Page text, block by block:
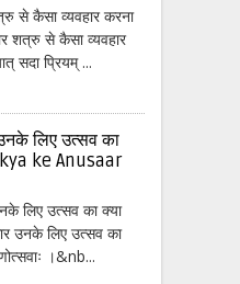
से कैसा व्यवहार करना
शत्रु से कैसा व्यवहार
सदा प्रियम् ...
लिए उत्सव का
ke Anusaar
लिए उत्सव का क्या
उनके लिए उत्सव का
।&nb...